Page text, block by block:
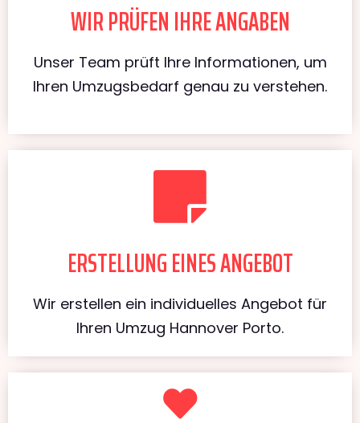
WIR PRÜFEN IHRE ANGABEN
Unser Team prüft Ihre Informationen, um
Ihren Umzugsbedarf genau zu verstehen.
ERSTELLUNG EINES ANGEBOT
Wir erstellen ein individuelles Angebot für
Ihren Umzug Hannover Porto.